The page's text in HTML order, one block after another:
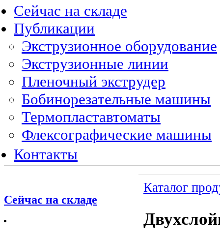
Сейчас на складе
Публикации
Экструзионное оборудование
Экструзионные линии
Пленочный экструдер
Бобинорезательные машины
Термопластавтоматы
Флексографические машины
Контакты
Сейчас на складе
Каталог